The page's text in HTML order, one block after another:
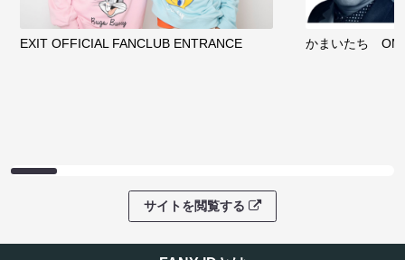
EXIT OFFICIAL FANCLUB ENTRANCE かまいたち
サイトを閲覧する